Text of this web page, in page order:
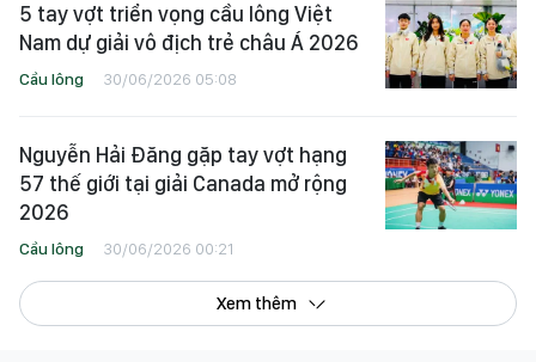
5 tay vợt triển vọng cầu lông Việt
Nam dự giải vô địch trẻ châu Á 2026
Cầu lông 30/06/2026 05:08
Nguyễn Hải Đăng gặp tay vợt hạng
57 thế giới tại giải Canada mở rộng
2026
Cầu lông 30/06/2026 00:21
Xem thêm